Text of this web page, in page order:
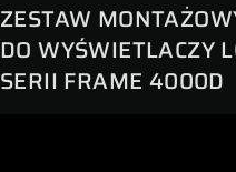
ZESTAW
DO WYŚWIETLACZY
SERII FRAME 4000D